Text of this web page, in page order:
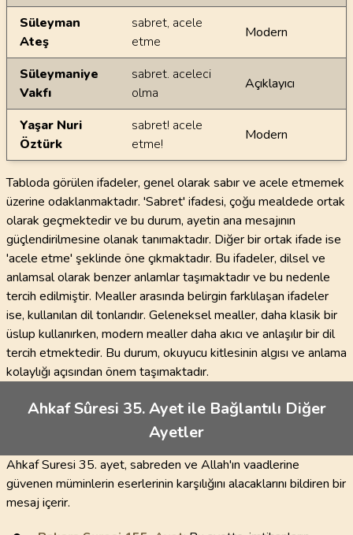
Süleyman
Ateş
sabret, acele
etme
Modern
Süleymaniye
Vakfı
sabret. aceleci
olma
Açıklayıcı
Yaşar Nuri
Öztürk
sabret! acele
etme!
Modern
Tabloda görülen ifadeler, genel olarak sabır ve acele etmemek
üzerine odaklanmaktadır. 'Sabret' ifadesi, çoğu mealdede ortak
olarak geçmektedir ve bu durum, ayetin ana mesajının
güçlendirilmesine olanak tanımaktadır. Diğer bir ortak ifade ise
'acele etme' şeklinde öne çıkmaktadır. Bu ifadeler, dilsel ve
anlamsal olarak benzer anlamlar taşımaktadır ve bu nedenle
tercih edilmiştir. Mealler arasında belirgin farklılaşan ifadeler
ise, kullanılan dil tonlarıdır. Geleneksel mealler, daha klasik bir
üslup kullanırken, modern mealler daha akıcı ve anlaşılır bir dil
tercih etmektedir. Bu durum, okuyucu kitlesinin algısı ve anlama
kolaylığı açısından önem taşımaktadır.
Ahkaf Sûresi 35. Ayet ile Bağlantılı Diğer
Ayetler
Ahkaf Suresi 35. ayet, sabreden ve Allah'ın vaadlerine
güvenen müminlerin eserlerinin karşılığını alacaklarını bildiren bir
mesaj içerir.